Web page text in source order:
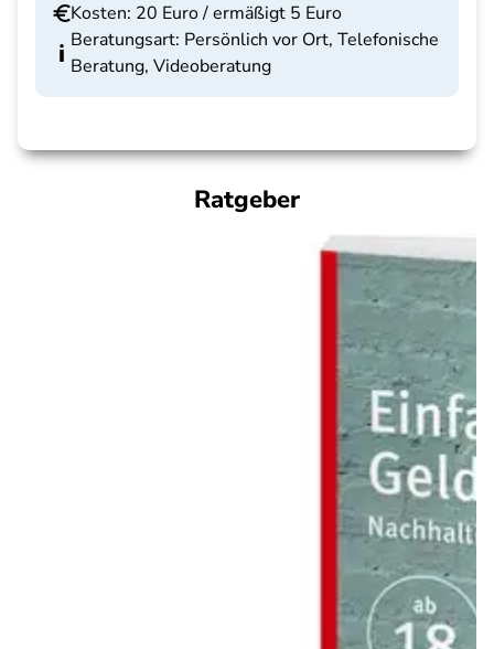
Kosten: 20 Euro / ermäßigt 5 Euro
Beratungsart: Persönlich vor Ort, Telefonische
Beratung, Videoberatung
Ratgeber